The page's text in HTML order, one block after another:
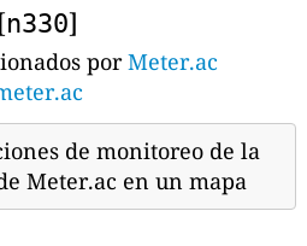
[n330]
porMeter.ac
de monitoreo de la
Meter.ac en un mapa